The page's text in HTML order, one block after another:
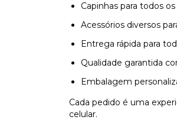
Capinhas para todos
Acessórios diversos
Entrega rápida para
Qualidade garantida
Embalagem
Cada pedido é uma
celular.